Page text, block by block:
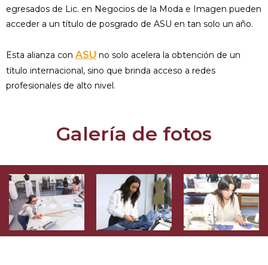
egresados de Lic. en Negocios de la Moda e Imagen pueden
acceder a un título de posgrado de ASU en tan solo un año.
Esta alianza con ASU no solo acelera la obtención de un
título internacional, sino que brinda acceso a redes
profesionales de alto nivel.
Galería de fotos